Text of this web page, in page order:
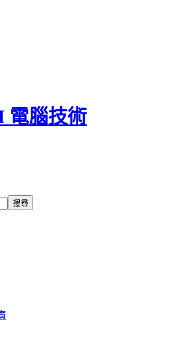
電腦技術